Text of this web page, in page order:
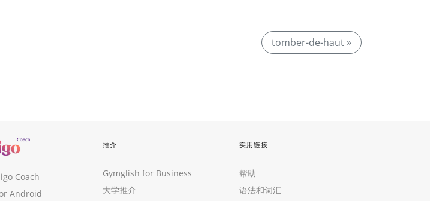
tomber-de-haut »
Coach
Android
推介
Gymglish for Business
大学推介
实用链接
帮助
语法和词汇